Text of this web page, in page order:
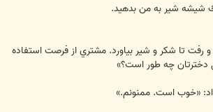
شيشه شير به من بدهيد.
رفت تا شكر و شير بياورد. مشتري از فرصت استفاده
چه طور است؟»
«خوب است. ممنونم.»